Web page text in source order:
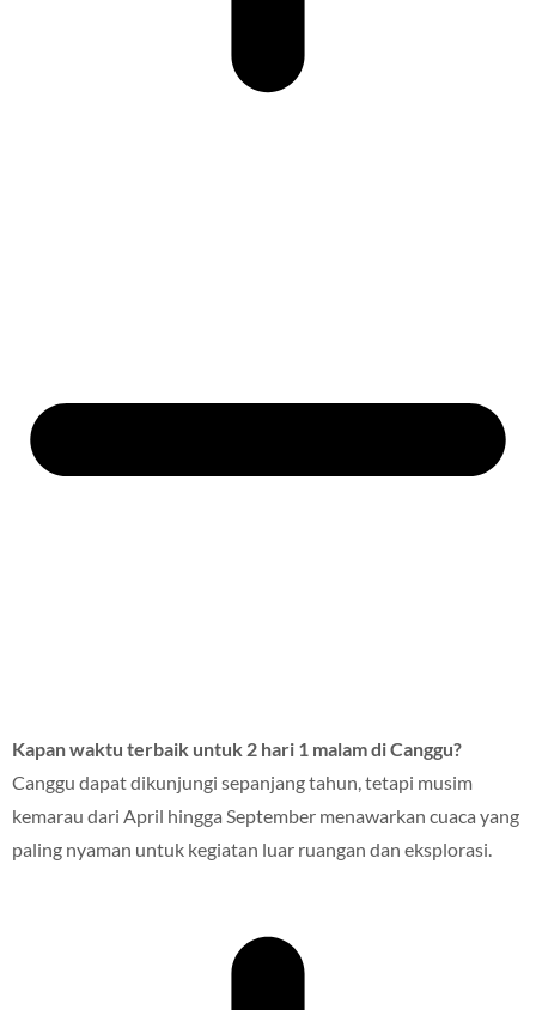
Kapan waktu terbaik untuk 2 hari 1 malam di Canggu?
Canggu dapat dikunjungi sepanjang tahun, tetapi musim
kemarau dari April hingga September menawarkan cuaca yang
paling nyaman untuk kegiatan luar ruangan dan eksplorasi.